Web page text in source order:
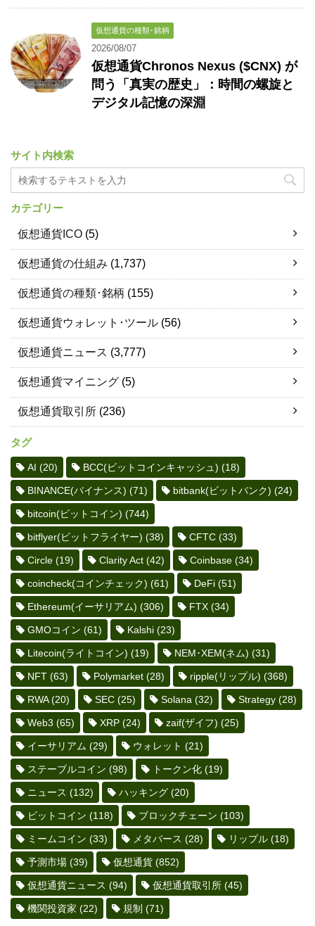
仮想通貨の種類･銘柄
2026/08/07
仮想通貨Chronos Nexus ($CNX) が
問う「真実の歴史」：時間の螺旋と
デジタル記憶の深淵
サイト内検索
カテゴリー
仮想通貨ICO (5)
仮想通貨の仕組み (1,737)
仮想通貨の種類･銘柄 (155)
仮想通貨ウォレット･ツール (56)
仮想通貨ニュース (3,777)
仮想通貨マイニング (5)
仮想通貨取引所 (236)
タグ
AI (20) BCC(ビットコインキャッシュ) (18)
BINANCE(バイナンス) (71) bitbank(ビットバンク) (24)
bitcoin(ビットコイン) (744)
bitflyer(ビットフライヤー) (38) CFTC (33)
Circle (19) Clarity Act (42) Coinbase (34)
coincheck(コインチェック) (61) DeFi (51)
Ethereum(イーサリアム) (306) FTX (34)
GMOコイン (61) Kalshi (23)
Litecoin(ライトコイン) (19) NEM･XEM(ネム) (31)
NFT (63) Polymarket (28) ripple(リップル) (368)
RWA(20) SEC (25) Solana (32) Strategy (28)
Web3 (65) XRP (24) zaif(ザイフ) (25)
イーサリアム (29) ウォレット (21)
ステーブルコイン (98) トークン化 (19)
ニュース (132) ハッキング (20)
ビットコイン (118) ブロックチェーン (103)
ミームコイン (33) メタバース (28) リップル (18)
予測市場 (39) 仮想通貨 (852)
仮想通貨ニュース (94) 仮想通貨取引所 (45)
機関投資家 (22) 規制 (71)